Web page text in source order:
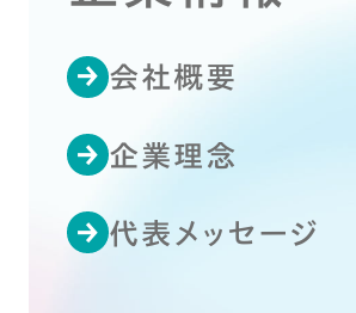
会社概要
企業理念
代表メッセージ